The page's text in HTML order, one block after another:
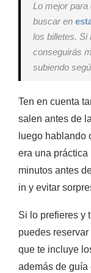
Lo mejor
buscar en
los billetes. Si
conseguirás
subiendo
Ten en cuenta
salen antes de
luego hablando
era una
minutos antes
in y evitar
Si lo prefieres y
puedes reservar
que te incluye
además de guía